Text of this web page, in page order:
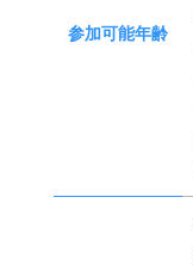
参加可能年齢